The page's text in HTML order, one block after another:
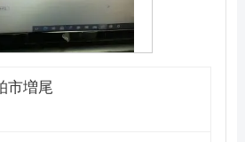
市増尾